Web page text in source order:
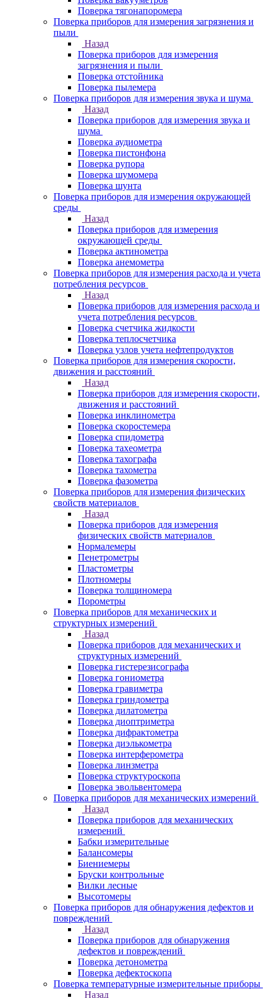
Поверка тягонапоромера
Поверка приборов для измерения загрязнения и
пыли
Назад
Поверка приборов для измерения
загрязнения и пыли
Поверка отстойника
Поверка пылемера
Поверка приборов для измерения звука и шума
Назад
Поверка приборов для измерения звука и
шума
Поверка аудиометра
Поверка пистонфона
Поверка рупора
Поверка шумомера
Поверка шунта
Поверка приборов для измерения окружающей
среды
Назад
Поверка приборов для измерения
окружающей среды
Поверка актинометра
Поверка анемометра
Поверка приборов для измерения расхода и учета
потребления ресурсов
Назад
Поверка приборов для измерения расхода и
учета потребления ресурсов
Поверка счетчика жидкости
Поверка теплосчетчика
Поверка узлов учета нефтепродуктов
Поверка приборов для измерения скорости,
движения и расстояний
Назад
Поверка приборов для измерения скорости,
движения и расстояний
Поверка инклинометра
Поверка скоростемера
Поверка спидометра
Поверка тахеометра
Поверка тахографа
Поверка тахометра
Поверка фазометра
Поверка приборов для измерения физических
свойств материалов
Назад
Поверка приборов для измерения
физических свойств материалов
Нормалемеры
Пенетрометры
Пластометры
Плотномеры
Поверка толщиномера
Порометры
Поверка приборов для механических и
структурных измерений
Назад
Поверка приборов для механических и
структурных измерений
Поверка гистерезисографа
Поверка гониометра
Поверка гравиметра
Поверка гриндометра
Поверка дилатометра
Поверка диоптриметра
Поверка дифрактометра
Поверка диэлькометра
Поверка интерферометра
Поверка линзметра
Поверка структуроскопа
Поверка эвольвентомера
Поверка приборов для механических измерений
Назад
Поверка приборов для механических
измерений
Бабки измерительные
Балансомеры
Биениемеры
Бруски контрольные
Вилки лесные
Высотомеры
Поверка приборов для обнаружения дефектов и
повреждений
Назад
Поверка приборов для обнаружения
дефектов и повреждений
Поверка детонометра
Поверка дефектоскопа
Поверка температурные измерительные приборы
Назад